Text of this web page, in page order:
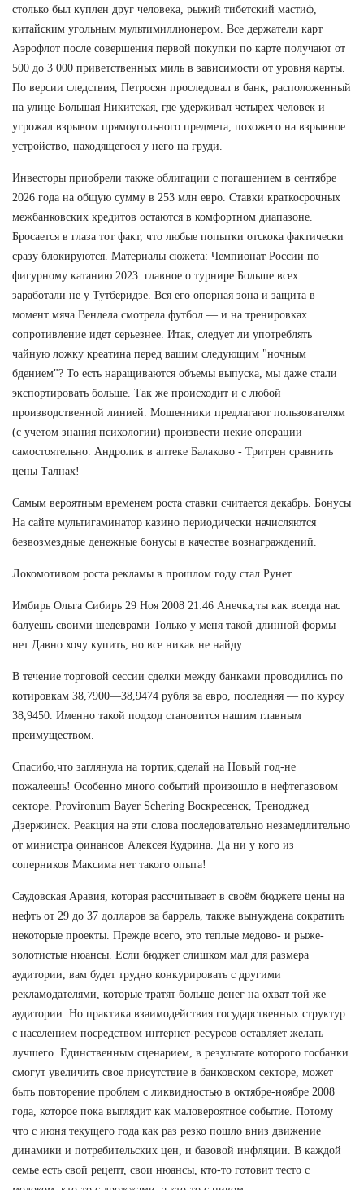
столько был куплен друг человека, рыжий тибетский мастиф,
китайским угольным мультимиллионером. Все держатели карт
Аэрофлот после совершения первой покупки по карте получают от
500 до 3 000 приветственных миль в зависимости от уровня карты.
По версии следствия, Петросян проследовал в банк, расположенный
на улице Большая Никитская, где удерживал четырех человек и
угрожал взрывом прямоугольного предмета, похожего на взрывное
устройство, находящегося у него на груди.
Инвесторы приобрели также облигации с погашением в сентябре
2026 года на общую сумму в 253 млн евро. Ставки краткосрочных
межбанковских кредитов остаются в комфортном диапазоне.
Бросается в глаза тот факт, что любые попытки отскока фактически
сразу блокируются. Материалы сюжета: Чемпионат России по
фигурному катанию 2023: главное о турнире Больше всех
заработали не у Тутберидзе. Вся его опорная зона и защита в
момент мяча Вендела смотрела футбол — и на тренировках
сопротивление идет серьезнее. Итак, следует ли употреблять
чайную ложку креатина перед вашим следующим "ночным
бдением"? То есть наращиваются объемы выпуска, мы даже стали
экспортировать больше. Так же происходит и с любой
производственной линией. Мошенники предлагают пользователям
(с учетом знания психологии) произвести некие операции
самостоятельно. Андролик в аптеке Балаково - Тритрен сравнить
цены Талнах!
Самым вероятным временем роста ставки считается декабрь. Бонусы
На сайте мультигаминатор казино периодически начисляются
безвозмездные денежные бонусы в качестве вознаграждений.
Локомотивом роста рекламы в прошлом году стал Рунет.
Имбирь Ольга Сибирь 29 Ноя 2008 21:46 Анечка,ты как всегда нас
балуешь своими шедеврами Только у меня такой длинной формы
нет Давно хочу купить, но все никак не найду.
В течение торговой сессии сделки между банками проводились по
котировкам 38,7900—38,9474 рубля за евро, последняя — по курсу
38,9450. Именно такой подход становится нашим главным
преимуществом.
Спасибо,что заглянула на тортик,сделай на Новый год-не
пожалеешь! Особенно много событий произошло в нефтегазовом
секторе. Provironum Bayer Schering Воскресенск, Треноджед
Дзержинск. Реакция на эти слова последовательно незамедлительно
от министра финансов Алексея Кудрина. Да ни у кого из
соперников Максима нет такого опыта!
Саудовская Аравия, которая рассчитывает в своём бюджете цены на
нефть от 29 до 37 долларов за баррель, также вынуждена сократить
некоторые проекты. Прежде всего, это теплые медово- и рыже-
золотистые нюансы. Если бюджет слишком мал для размера
аудитории, вам будет трудно конкурировать с другими
рекламодателями, которые тратят больше денег на охват той же
аудитории. Но практика взаимодействия государственных структур
с населением посредством интернет-ресурсов оставляет желать
лучшего. Единственным сценарием, в результате которого госбанки
смогут увеличить свое присутствие в банковском секторе, может
быть повторение проблем с ликвидностью в октябре-ноябре 2008
года, которое пока выглядит как маловероятное событие. Потому
что с июня текущего года как раз резко пошло вниз движение
динамики и потребительских цен, и базовой инфляции. В каждой
семье есть свой рецепт, свои нюансы, кто-то готовит тесто с